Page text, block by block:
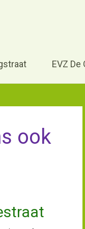
EVZ De
ook